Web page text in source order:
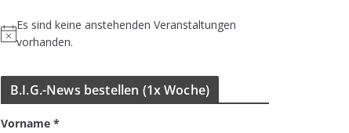
H
n
i
Es sind keine anstehenden Veranstaltungen
vorhanden.
B.I.G.-News bestel­len (1x Woche)
Vorname *